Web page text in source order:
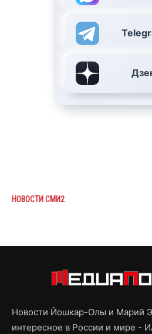
НОВОСТИ СМИ2
Новости Йошкар-Олы и Марий
интересное в России и мире -